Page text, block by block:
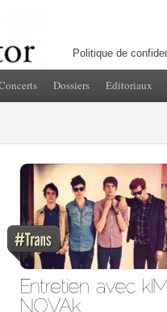
Politique de
Dossiers Editoriaux